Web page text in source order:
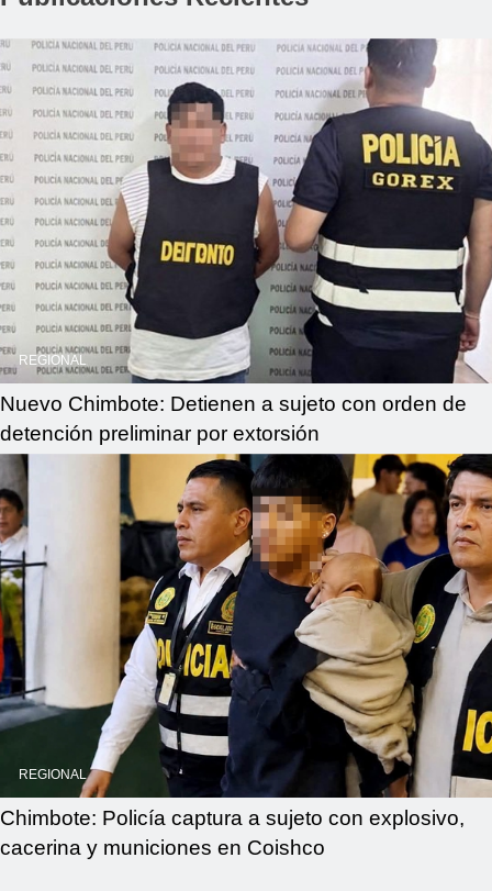
REGIONAL
Nuevo Chimbote: Detienen a sujeto con orden de
detención preliminar por extorsión
REGIONAL
Chimbote: Policía captura a sujeto con explosivo,
cacerina y municiones en Coishco